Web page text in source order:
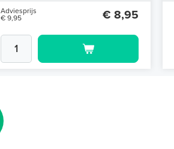
Adviesprijs
€ 9,95
€ 8,95